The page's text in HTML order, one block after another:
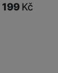
199 Kč